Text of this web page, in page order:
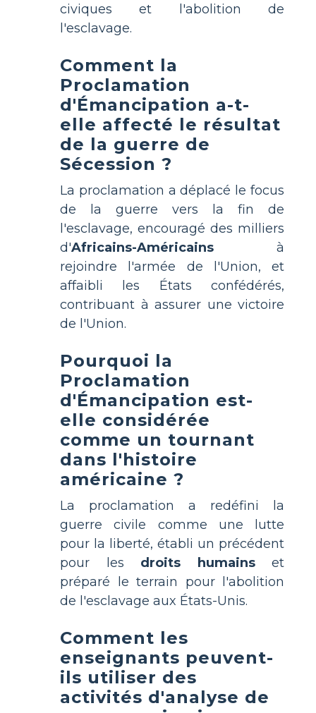
civiques et l'abolition de
l'esclavage.
Comment la
Proclamation
d'Émancipation a-t-
elle affecté le résultat
de la guerre de
Sécession ?
La proclamation a déplacé le focus
de la guerre vers la fin de
l'esclavage, encouragé des milliers
d'Africains-Américains à
rejoindre l'armée de l'Union, et
affaibli les États confédérés,
contribuant à assurer une victoire
de l'Union.
Pourquoi la
Proclamation
d'Émancipation est-
elle considérée
comme un tournant
dans l'histoire
américaine ?
La proclamation a redéfini la
guerre civile comme une lutte
pour la liberté, établi un précédent
pour les droits humainset
préparé le terrain pour l'abolition
de l'esclavage aux États-Unis.
Comment les
enseignants peuvent-
ils utiliser des
activités d'analyse de